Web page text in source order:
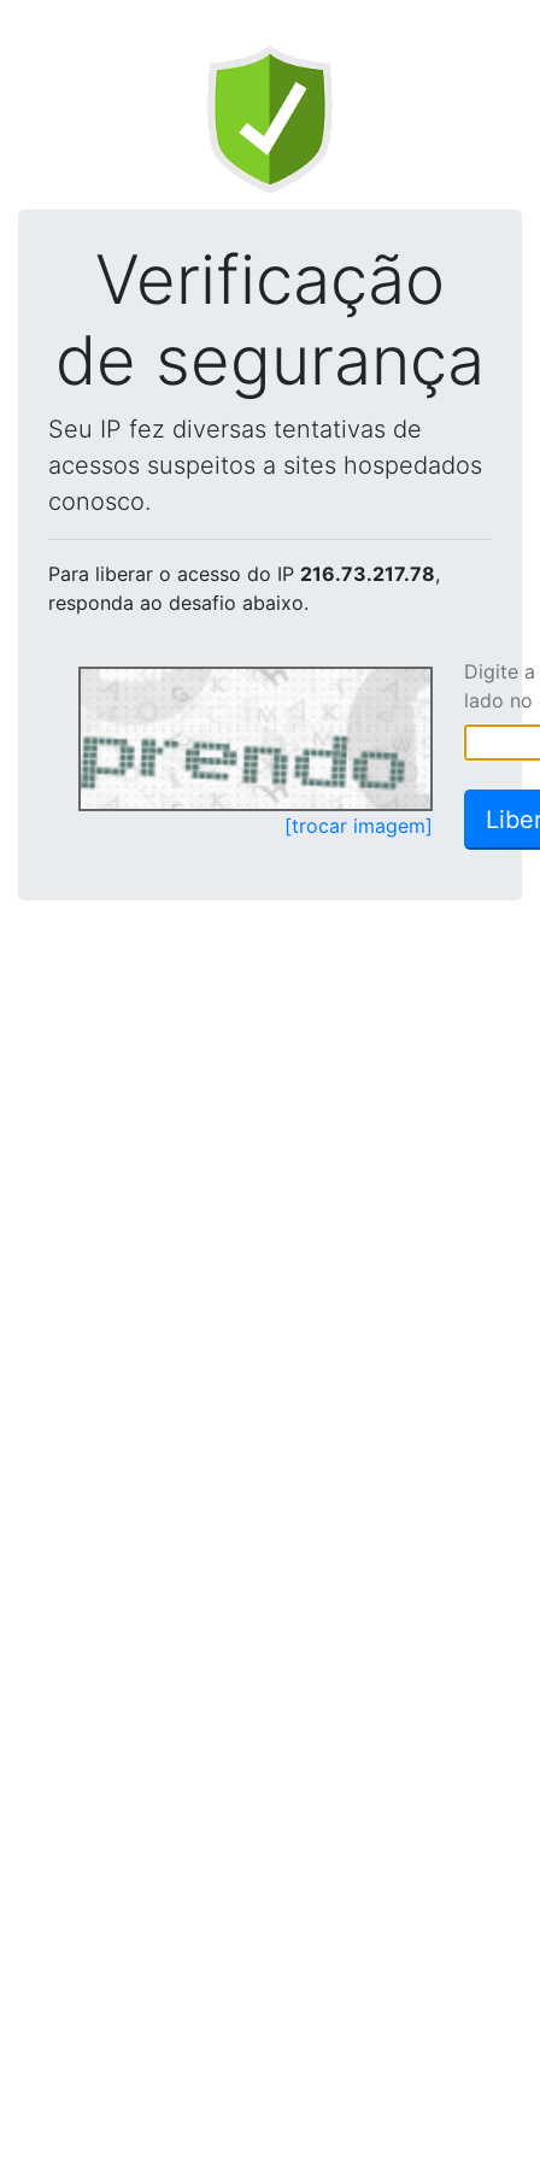
Verificação
de segurança
Seu IP fez diversas tentativas de
acessos suspeitos a sites hospedados
conosco.
Para liberar o acesso do IP 216.73.217.78,
responda ao desafio abaixo.
[trocar imagem]
Digite
lado no